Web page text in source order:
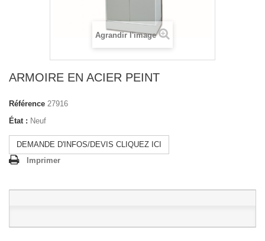
Agrandir l'image
ARMOIRE EN ACIER PEINT
Référence 27916
État : Neuf
DEMANDE D'INFOS/DEVIS CLIQUEZ ICI
Imprimer